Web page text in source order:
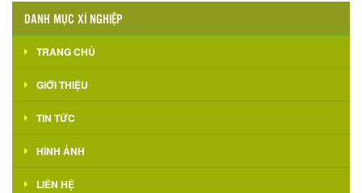
DANH MỤC XÍ NGHIỆP
TRANG CHỦ
GIỚI THIỆU
TIN TỨC
HÌNH ẢNH
LIÊN HỆ